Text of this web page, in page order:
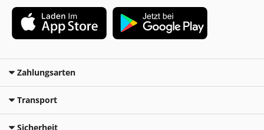
Zahlungsarten
Transport
Sicherheit